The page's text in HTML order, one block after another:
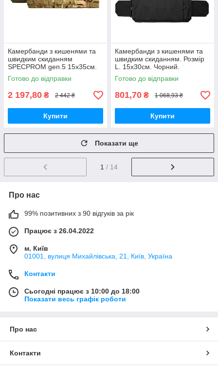
Камербанди з кишенями та
швидким скиданням
SPECPROM gen.5 15х35см.
Мультикам
Готово до відправки
2 197,80 ₴ 2 442 ₴
Купити
Камербанди з кишенями та
швидким скиданням. Розмір
L. 15х30см. Чорний.
Комплект из 2 шт.
Готово до відправки
801,70 ₴ 1 068,93 ₴
Купити
Показати ще
1 / 14
Про нас
99% позитивних з 90 відгуків за рік
Працює з 26.04.2022
м. Київ
01001, вулиця Михайлівська, 21, Київ, Україна
Контакти
Сьогодні працює з 10:00 до 18:00
Показати весь графік роботи
Про нас
Контакти